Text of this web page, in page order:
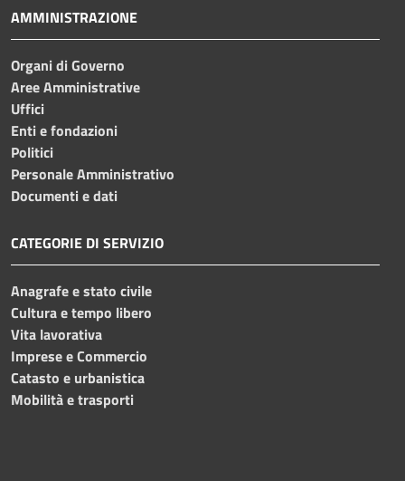
AMMINISTRAZIONE
Organi di Governo
Aree Amministrative
Uffici
Enti e fondazioni
Politici
Personale Amministrativo
Documenti e dati
CATEGORIE DI SERVIZIO
Anagrafe e stato civile
Cultura e tempo libero
Vita lavorativa
Imprese e Commercio
Catasto e urbanistica
Mobilità e trasporti